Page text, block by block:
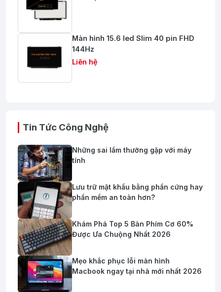
Màn hình 15.6 led Slim 40 pin FHD
144Hz
Liên hệ
Tin Tức Công Nghệ
Những sai lầm thường gặp với máy
tính
Lưu trữ mật khẩu bằng phần cứng hay
phần mềm an toàn hơn?
Khám Phá Top 5 Bàn Phím Cơ 60%
Được Ưa Chuộng Nhất 2026
Mẹo khắc phục lỗi màn hình
Macbook ngay tại nhà mới nhất 2026